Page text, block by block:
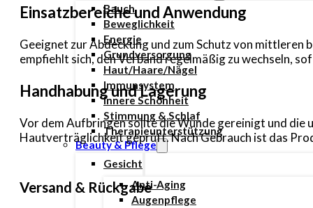
Bauch
Beweglichkeit
Energie
Grundversorgung
Haut/Haare/Nägel
Immunsystem
Innere Schönheit
Stimmung & Schlaf
Therapieunterstützung
Beauty & Pflege
Gesicht
Anti-Aging
Augenpflege
Einsatzbereiche und Anwendung
Geeignet zur Abdeckung und zum Schutz von mittleren
empfiehlt sich, den Verband regelmäßig zu wechseln,
Handhabung und Lagerung
Vor dem Aufbringen sollte die Wunde gereinigt und
Hautverträglichkeit geprüft. Nach Gebrauch ist das
Versand & Rückgabe